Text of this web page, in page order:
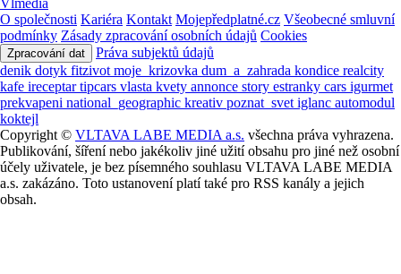
Vlmedia
O společnosti Kariéra Kontakt Mojepředplatné.cz Všeobecné smluvní
podmínky Zásady zpracování osobních údajů Cookies
Zpracování dat
Práva subjektů údajů
denik dotyk fitzivot moje_krizovka dum_a_zahrada kondice realcity
kafe ireceptartipcars vlasta kvety annonce story estranky cars igurmet
prekvapeni national_geographic kreativ poznat_svet iglanc automodul
koktejl
Copyright © VLTAVA LABE MEDIA a.s. všechna práva vyhrazena.
Publikování, šíření nebo jakékoliv jiné užití obsahu pro jiné než osobní
účely uživatele, je bez písemného souhlasu VLTAVA LABE MEDIA
a.s. zakázáno. Toto ustanovení platí také pro RSS kanály a jejich
obsah.